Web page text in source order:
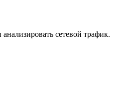
сетевой трафик.